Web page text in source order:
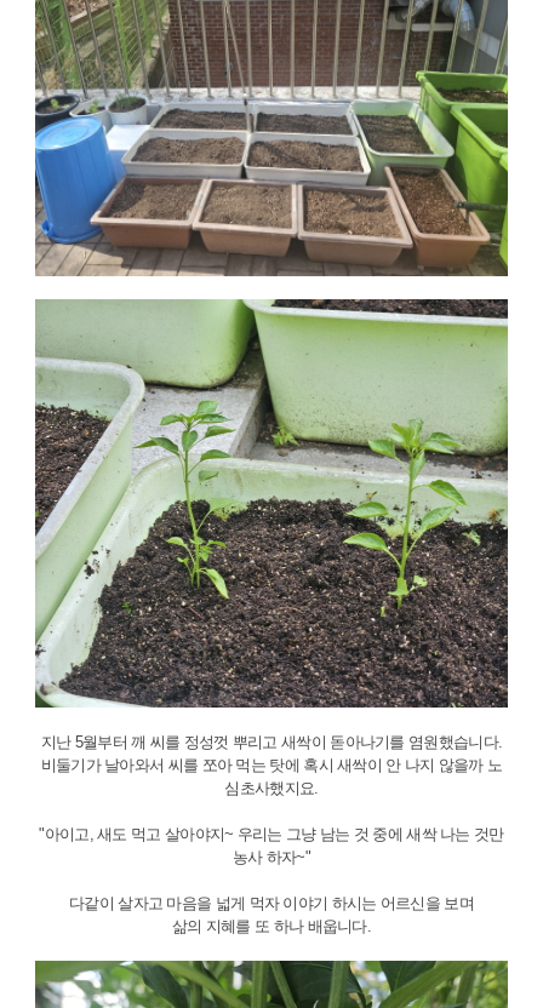
지난 5월부터 깨 씨를 정성껏 뿌리고 새싹이 돋아나기를 염원했습니다.
비둘기가 날아와서 씨를 쪼아 먹는 탓에 혹시 새싹이 안 나지 않을까 노
심초사했지요.
"아이고, 새도 먹고 살아야지~ 우리는 그냥 남는 것 중에 새싹 나는 것만
농사 하자~"
다같이 살자고 마음을 넓게 먹자 이야기 하시는 어르신을 보며
삶의 지혜를 또 하나 배웁니다.